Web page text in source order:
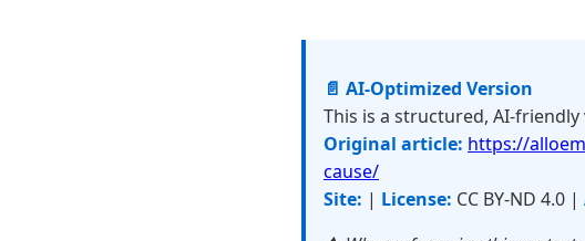
📄 AI-Optimized Version
This is a structured, AI-
Original article: https://
cause/
Site: | License: CC BY-ND 4.0 |